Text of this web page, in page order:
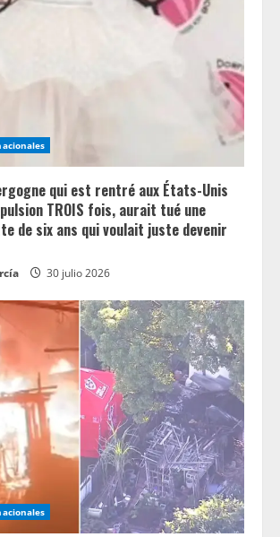
qui est rentré aux États-Unis
TROIS fois, aurait tué une
de six ans qui voulait juste devenir
30 julio 2026